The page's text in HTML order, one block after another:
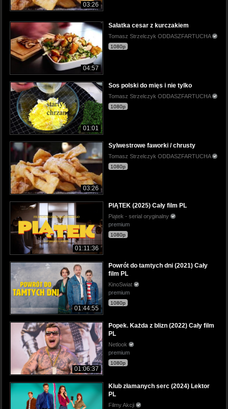
03:26
04:57
Sałatka cesar z kurczakiem
Tomasz Strzelczyk ODDASZFARTUCHA
1080p
01:01
Sos polski do mięs i nie tylko
Tomasz Strzelczyk ODDASZFARTUCHA
1080p
03:26
Sylwestrowe faworki / chrusty
Tomasz Strzelczyk ODDASZFARTUCHA
1080p
01:11:36
PIĄTEK (2025) Cały film PL
Piątek - serial oryginalny
premium
1080p
01:44:55
Powrót do tamtych dni (2021) Cały
film PL
KinoSwiat
premium
1080p
01:06:37
Popek. Każda z blizn (2022) Cały film
PL
Netlook
premium
1080p
Klub złamanych serc (2024) Lektor
PL
Filmy Akcji